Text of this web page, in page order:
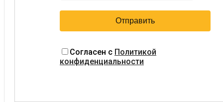
Согласен с Политикой
конфиденциальности